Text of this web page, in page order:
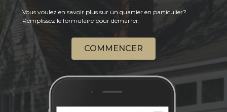
Vous voulez en savoir plus sur un quartier en particulier?
Remplissez le formulaire pour démarrer.
COMMENCER